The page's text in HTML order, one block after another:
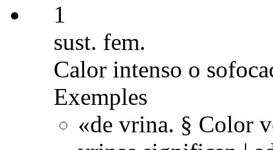
1
sust. fem.
Calor intenso o
Exemples
«de vrina. § Color